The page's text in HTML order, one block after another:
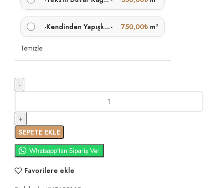
- Kendinden Yapışkanlı- 750,00₺ m²
Temizle
SEPETE EKLE
Whatsapp'tan Sipariş Ver
Favorilere ekle